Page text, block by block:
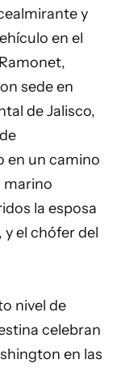
y
en el
sede en
de Jalisco,
en un camino
marino
la esposa
y el chófer del
nivel de
celebran
en las